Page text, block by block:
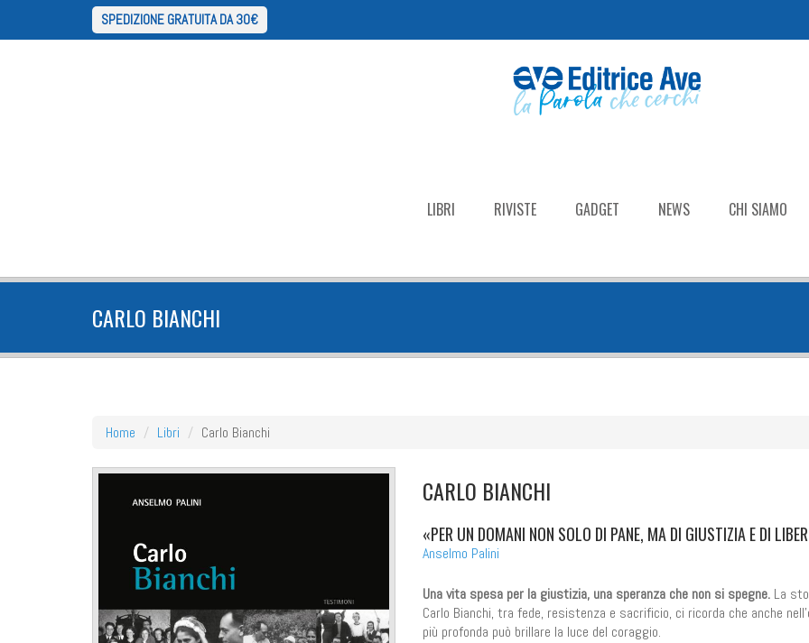
SPEDIZIONE GRATUITA DA 30€
LIBRI RIVISTE GADGET NEWS CHI SIAMO
CARLO BIANCHI
Home Libri Carlo Bianchi
CARLO BIANCHI
«PER UN DOMANI NON SOLO DI PANE, MA DI GIUSTIZIA E DI
Anselmo Palini
Una vita spesa per la giustizia, una speranza che non si spegne.La
Carlo Bianchi, tra fede, resistenza e sacrificio, ci ricorda che anche
più profonda può brillare la luce del coraggio.